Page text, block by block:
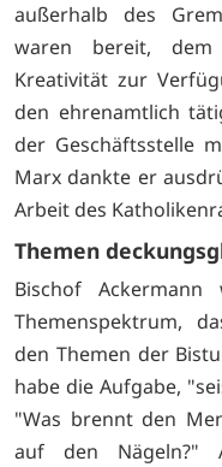
außerhalb des
waren bereit,
Kreativität zur
den ehrenamtlich
der Geschäftsstelle
Marx dankte er
Arbeit des
Themen
Bischof
Themenspektrum,
den Themen der
habe die Aufgabe,
"Was brennt den
auf den Nägeln?"